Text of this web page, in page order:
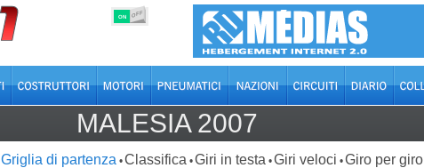
ON OFF
MALESIA 2007
Griglia di partenza •Classifica •Giri in testa •Giri veloci •Giro per giro